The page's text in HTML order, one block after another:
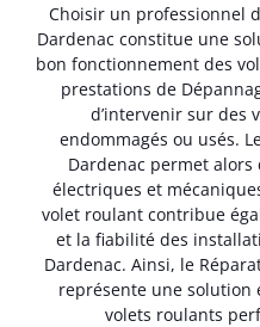
Choisir un professionnel
Dardenac constitue une
bon fonctionnement des
prestations de
d’intervenir sur des
endommagés ou usés.
Dardenac permet
électriques et
volet roulant contribue
et la fiabilité des
Dardenac. Ainsi, le
représente une solution
volets roulants